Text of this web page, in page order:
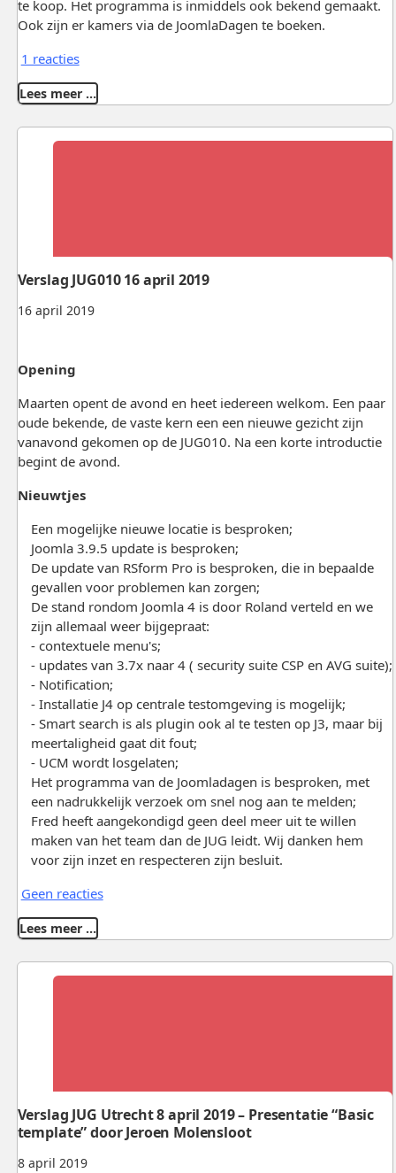
te koop. Het programma is inmiddels ook bekend gemaakt.
Ook zijn er kamers via de JoomlaDagen te boeken.
1 reacties
Lees meer …
16 april 2019
Verslag JUG010 16 april 2019
Opening
Maarten opent de avond en heet iedereen welkom. Een paar
oude bekende, de vaste kern een een nieuwe gezicht zijn
vanavond gekomen op de JUG010. Na een korte introductie
begint de avond.
Nieuwtjes
Een mogelijke nieuwe locatie is besproken;
Joomla 3.9.5 update is besproken;
De update van RSform Pro is besproken, die in bepaalde
gevallen voor problemen kan zorgen;
De stand rondom Joomla 4 is door Roland verteld en we
zijn allemaal weer bijgepraat:
- contextuele menu's;
- updates van 3.7x naar 4 ( security suite CSP en AVG suite);
- Notification;
- Installatie J4 op centrale testomgeving is mogelijk;
- Smart search is als plugin ook al te testen op J3, maar bij
meertaligheid gaat dit fout;
- UCM wordt losgelaten;
Het programma van de Joomladagen is besproken, met
een nadrukkelijk verzoek om snel nog aan te melden;
Fred heeft aangekondigd geen deel meer uit te willen
maken van het team dan de JUG leidt. Wij danken hem
voor zijn inzet en respecteren zijn besluit.
Geen reacties
Lees meer …
8 april 2019
Verslag JUG Utrecht 8 april 2019 – Presentatie “Basic
template” door Jeroen Molensloot